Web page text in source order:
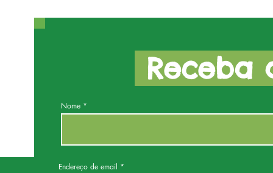
Receba
Nome
Endereço de email